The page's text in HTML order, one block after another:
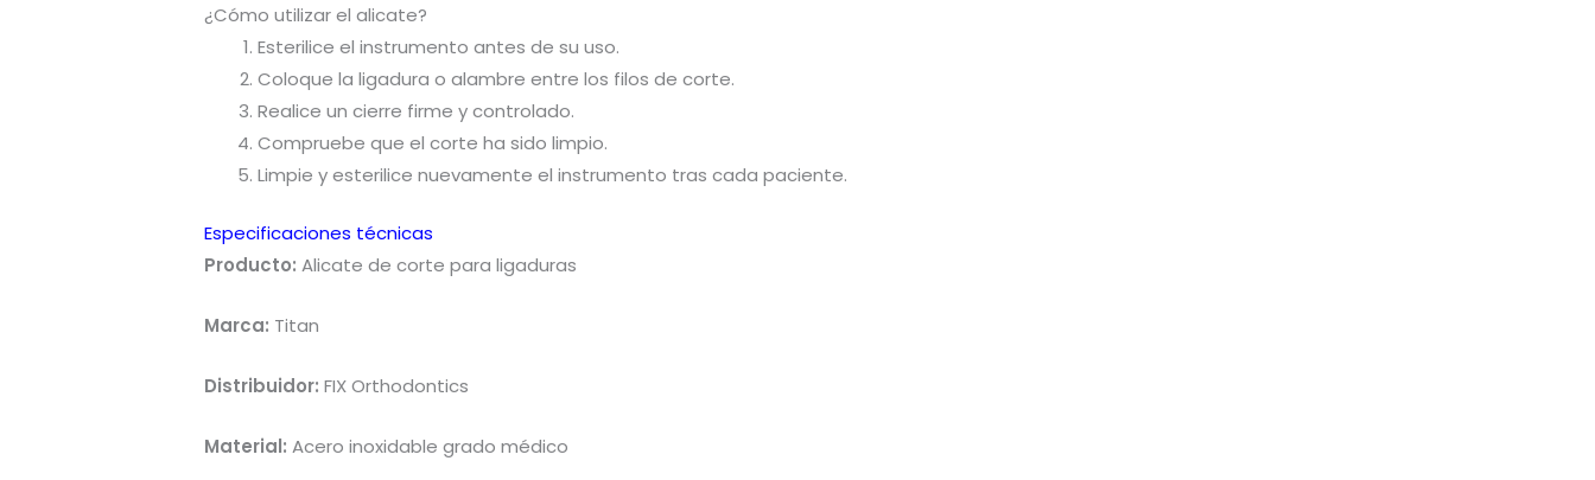
¿Cómo utilizar el alicate?
Esterilice el instrumento antes de su uso.
Coloque la ligadura o alambre entre los filos de corte.
Realice un cierre firme y controlado.
Compruebe que el corte ha sido limpio.
Limpie y esterilice nuevamente el instrumento tras cada paciente.
Especificaciones técnicas
Producto: Alicate de corte para ligaduras
Marca: Titan
Distribuidor: FIX Orthodontics
Material: Acero inoxidable grado médico